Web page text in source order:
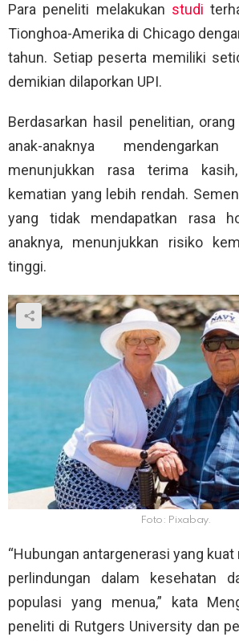
Para peneliti melakukan studi
Tionghoa-Amerika di Chicago
tahun. Setiap peserta memiliki
demikian dilaporkan UPI.
Berdasarkan hasil penelitian,
anak-anaknya
menunjukkan rasa terima
kematian yang lebih rendah.
yang tidak mendapatkan rasa
anaknya, menunjukkan risiko
tinggi.
Foto: Pixabay.
“Hubungan antargenerasi yang
perlindungan dalam kesehatan
populasi yang menua,” kata
peneliti di Rutgers University dan